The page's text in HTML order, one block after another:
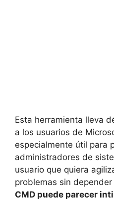
Esta herramienta lleva
a los usuarios de
especialmente útil para
administradores de
usuario que quiera
problemas sin
CMD puede parecer